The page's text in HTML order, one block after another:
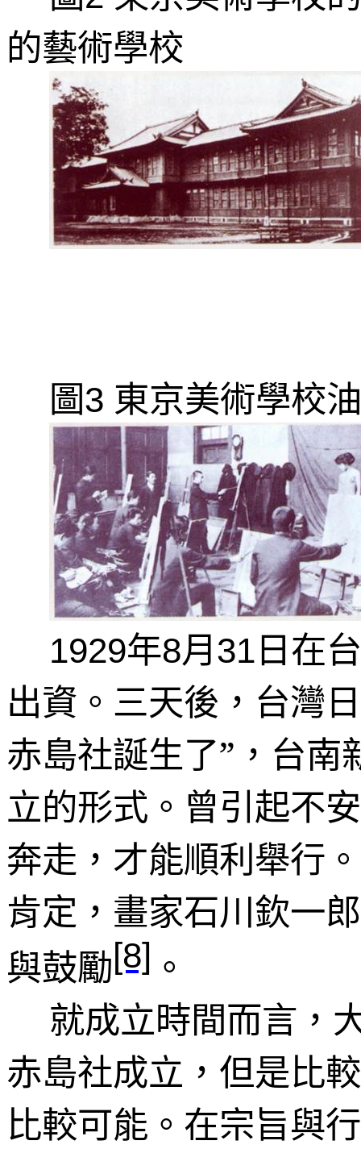
的藝術學校
圖3 東京美術學校
1929年8月31日在
出資。三天後，台灣
赤島社誕生了”，台
立的形式。曾引起不
奔走，才能順利舉行
肯定，畫家石川欽一
與鼓勵[8] 。
就成立時間而言，
赤島社成立，但是比
比較可能。在宗旨與